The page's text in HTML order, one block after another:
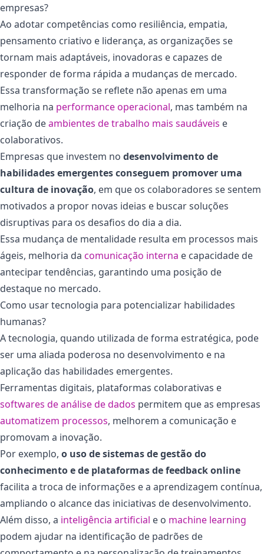
empresas?
Ao adotar competências como resiliência, empatia,
pensamento criativo e liderança, as organizações se
tornam mais adaptáveis, inovadoras e capazes de
responder de forma rápida a mudanças de mercado.
Essa transformação se reflete não apenas em uma
melhoria na performance operacional, mas também na
criação deambientes de trabalho mais saudáveis e
colaborativos.
Empresas que investem no desenvolvimento de
habilidades emergentes conseguem promover uma
cultura de inovação, em que os colaboradores se sentem
motivados a propor novas ideias e buscar soluções
disruptivas para os desafios do dia a dia.
Essa mudança de mentalidade resulta em processos mais
ágeis, melhoria da comunicação interna e capacidade de
antecipar tendências, garantindo uma posição de
destaque no mercado.
Como usar tecnologia para potencializar habilidades
humanas?
A tecnologia, quando utilizada de forma estratégica, pode
ser uma aliada poderosa no desenvolvimento e na
aplicação das habilidades emergentes.
Ferramentas digitais, plataformas colaborativas e
softwares de análise de dados permitem que as empresas
automatizem processos, melhorem a comunicação e
promovam a inovação.
Por exemplo, o uso de sistemas de gestão do
conhecimento e de plataformas de feedback online
facilita a troca de informações e a aprendizagem contínua,
ampliando o alcance das iniciativas de desenvolvimento.
Além disso, a inteligência artificial e o machine learning
podem ajudar na identificação de padrões de